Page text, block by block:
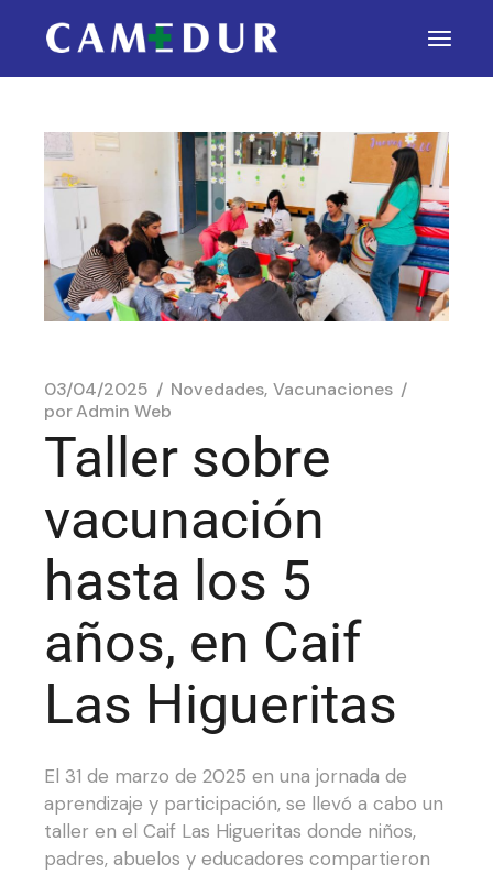
03/04/2025 Novedades Vacunaciones
porAdmin Web
Taller sobre
vacunación
hasta los 5
años, en Caif
Las Higueritas
El 31 de marzo de 2025 en una jornada de
aprendizaje y participación, se llevó a cabo un
taller en el Caif Las Higueritas donde niños,
padres, abuelos y educadores compartieron